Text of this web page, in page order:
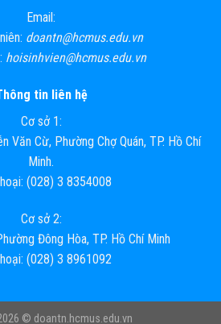
Email:
doantn@hcmus.edu.vn
hoisinhvien@hcmus.edu.vn
tin liên hệ
Cơ sở 1:
Văn Cừ, Phường Chợ Quán, TP. Hồ Chí
Minh.
(028) 3 8354008
Cơ sở 2:
Đông Hòa, TP. Hồ Chí Minh
(028) 3 8961092
© doantn.hcmus.edu.vn